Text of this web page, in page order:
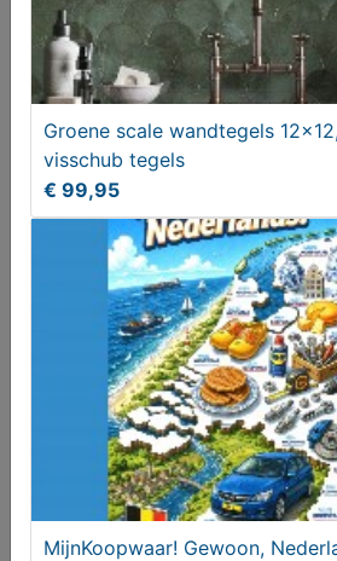
Berging voor fiets(en) of kliko's
Vanaf € 240,00
Groene scale wandtegels
visschub tegels
€ 99,95
MijnKoopwaar! Gewoon,